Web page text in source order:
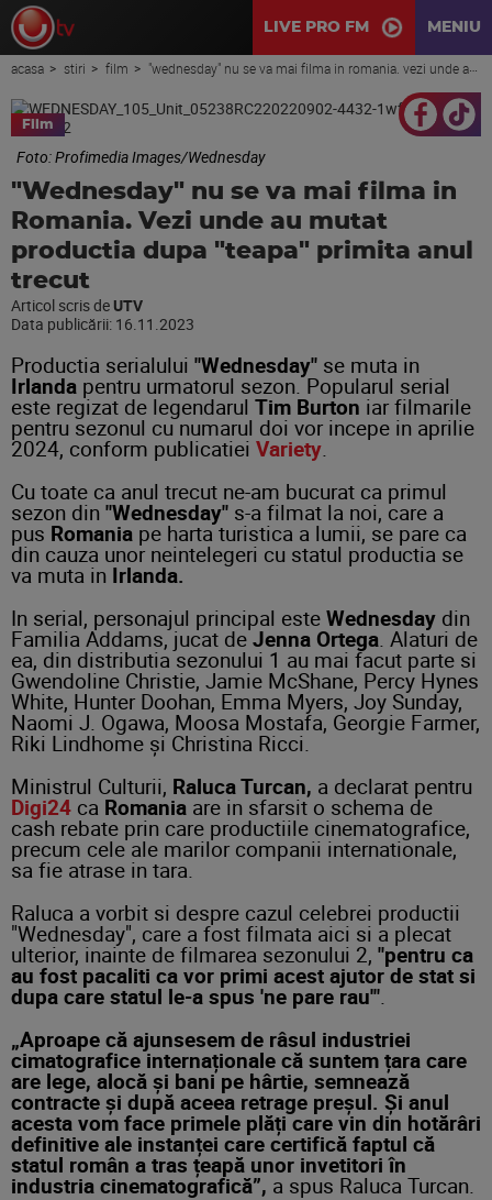
LIVE PRO FM MENIU
acasa stiri film "wednesday" nu se va mai filma in romania. vezi unde au mutat productia dupa "teapa" primita anul trecut
Film
Foto: Profimedia Images/Wednesday
"Wednesday" nu se va mai filma in
Romania. Vezi unde au mutat
productia dupa "teapa" primita anul
trecut
Articol scris de UTV
Data publicării: 16.11.2023
Productia serialului "Wednesday" se muta in
Irlanda pentru urmatorul sezon. Popularul serial
este regizat de legendarul Tim Burton iar filmarile
pentru sezonul cu numarul doi vor incepe in aprilie
2024, conform publicatiei Variety.
Cu toate ca anul trecut ne-am bucurat ca primul
sezon din "Wednesday" s-a filmat la noi, care a
pus Romania pe harta turistica a lumii, se pare ca
din cauza unor neintelegeri cu statul productia se
va muta in Irlanda.
In serial, personajul principal este Wednesday din
Familia Addams, jucat deJenna Ortega. Alaturi de
ea, din distributia sezonului 1 au mai facut parte si
Gwendoline Christie, Jamie McShane, Percy Hynes
White, Hunter Doohan, Emma Myers, Joy Sunday,
Naomi J. Ogawa, Moosa Mostafa, Georgie Farmer,
Riki Lindhome şi Christina Ricci.
Ministrul Culturii, Raluca Turcan, a declarat pentru
Digi24 ca Romania are in sfarsit o schema de
cash rebate prin care productiile cinematografice,
precum cele ale marilor companii internationale,
sa fie atrase in tara.
Raluca a vorbit si despre cazul celebrei productii
"Wednesday", care a fost filmata aici si a plecat
ulterior, inainte de filmarea sezonului 2, "pentru ca
au fost pacaliti ca vor primi acest ajutor de stat si
dupa care statul le-a spus 'ne pare rau'".
„Aproape că ajunsesem de râsul industriei
cimatografice internaționale că suntem țara care
are lege, alocă și bani pe hârtie, semnează
contracte și după aceea retrage preșul. Și anul
acesta vom face primele plăți care vin din hotărâri
definitive ale instanței care certifică faptul că
statul român a tras țeapă unor invetitori în
industria cinematografică”, a spus Raluca Turcan.